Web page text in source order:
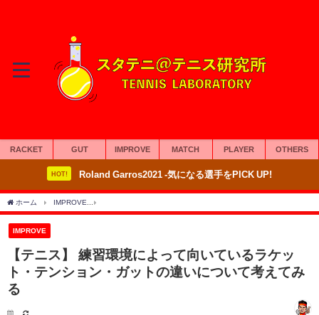
RACKET GUT IMPROVE MATCH PLAYER OTHERS
HOT! Roland Garros2021 -気になる選手をPICK UP!
ホーム IMPROVE
IMPROVE
【テニス】 練習環境によって向いているラケッ
ト・テンション・ガットの違いについて考えてみ
る